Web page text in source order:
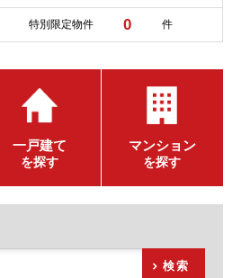
特別限定物件 0 件
一戸建て
を探す
マンション
を探す
検索